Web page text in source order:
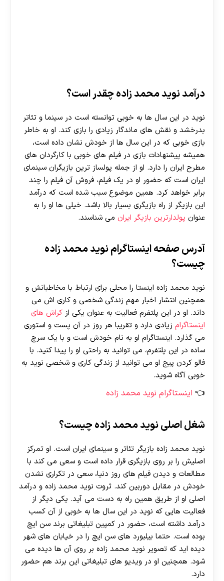
درآمد نوید محمد زاده چقدر است؟
نوید در این سال ها به خوبی توانسته است در سینما و تئاتر
بدرخشد و نقش های ماندگار زیادی را بازی کند. او به خاطر
بازی خوبی که در این سال ها از خودش نشان داده است،
همیشه پیشنهادات بازی در فیلم های خوبی با کارگردان های
مطرح ایران را دارد. او از جمله پولساز ترین بازیگران سینمای
ایران است که حضور او در یک فیلم، فروش آن فیلم را چند
برابر خواهد کرد. همین موضوع سبب شده است که درآمد
این بازیگر از راه بازیگری بسیار بالا باشد. خیلی ها او را به
عنوان پولدارترین بازیگر ایران می شناسند.
آدرس صفحه اینستاگرام نوید محمد زاده
چیست؟
نوید محمد زاده اینستا را محلی برای ارتباط با مخاطبانش و
همچنین انتشار اخبار مهم زندگی شخصی و کاری اش می
داند. او در این پلتفرم فعالیت به عنوان یکی از کراش های
اینستاگرام زیادی دارد و تقریبا هر روز در آن پست و استوری
می گذارد. اینستاگرام او به نام خودش است و با یک سرچ
ساده در این پلتفرم، می توانید به راحتی او را پیدا کنید. با
فالو کردن پیج او می توانید از زندگی کاری و شخصی نوید به
خوبی آگاه شوید.
اینستاگرام نوید محمد زاده
شغل اصلی نوید محمد زاده چیست؟
نوید محمد زاده بازیگر تئاتر و سینمای ایران است. او تمرکز
اصلیش را بر روی بازیگری قرار داده است و سعی می کند با
مطالعات و دیدن فیلم های روز دنیا، سعی در تکراری نشدن
خودش در مقابل دوربین کند. ثروت نوید محمد زاده و درآمد
اصلی او از طریق همین راه به دست می آید. یکی دیگر از
فعالیت هایی که نوید در این سال ها به خوبی از آن کسب
درآمد داشته است، حضور در کمپین تبلیغاتی برند سن ایچ
بوده است. حتما بیلبورد های سن ایچ را در خیابان های شهر
دیده اید که تصویر نوید محمد زاده بر روی آن ها دیده می
شود. همچنین او در ویدیو های تبلیغاتی این برند هم حضور
دارد.